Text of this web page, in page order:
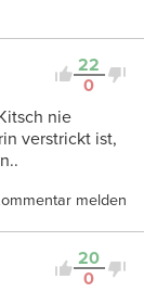
22
0
nie
verstrickt ist,
melden
20
0